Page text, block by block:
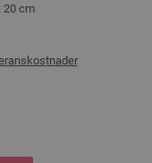
20 cm